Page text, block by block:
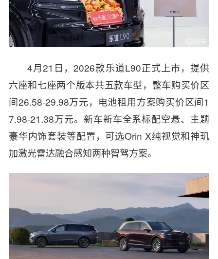
4月21日，2026款乐道L90正式上市，提供
六座和七座两个版本共五款车型，整车购买价区
间26.58-29.98万元，电池租用方案购买价区间1
7.98-21.38万元。新车新车全系标配空悬、主题
豪华内饰套装等配置，可选Orin X纯视觉和神玑
加激光雷达融合感知两种智驾方案。